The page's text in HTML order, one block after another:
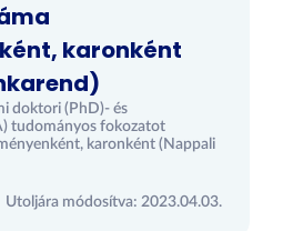
karonként
doktori (PhD)- és
tudományos fokozatot
karonként (Nappali
Utoljára módosítva: 2023.04.03.